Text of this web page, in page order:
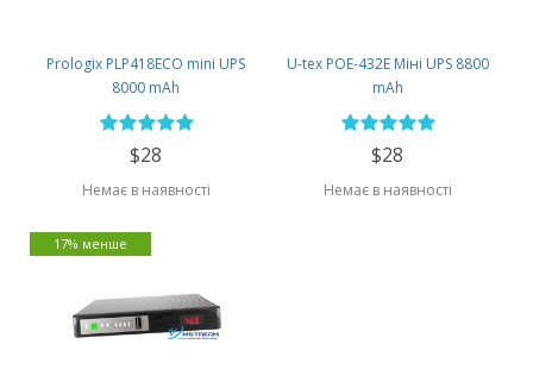
Prologix PLP418ECO mini UPS
8000 mAh
$28
Немає в наявності
U-tex POE-432E Міні UPS 8800
mAh
$28
Немає в наявності
17% менше